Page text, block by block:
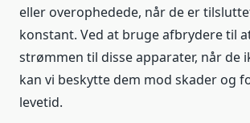
eller overophedede, når de er
konstant. Ved at bruge afbrydere til
strømmen til disse apparater, når de
kan vi beskytte dem mod skader og
levetid.